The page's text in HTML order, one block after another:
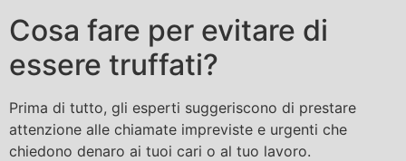
Cosa fare per evitare di
essere truffati?
Prima di tutto, gli esperti suggeriscono di prestare
attenzione alle chiamate impreviste e urgenti che
chiedono denaro ai tuoi cari o al tuo lavoro.